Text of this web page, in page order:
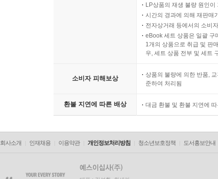
LP상품의 재생 불량 원인
시간의 경과에 의해 재판매
전자상거래 등에서의 소비
eBook 세트 상품은 일괄 구
1개의 상품으로 취급 및 판
우, 세트 상품 전부 및 세트
소비자 피해보상
상품의 불량에 의한 반품,
준하여 처리됨
환불 지연에 따른 배상 대금 환불 및 환불 지연에
회사소개 인재채용 이용약관 개인정보처리방침 청소년보호정책 도서홍보안내